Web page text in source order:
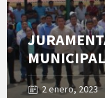
MUNICIPAL
2 enero, 2023